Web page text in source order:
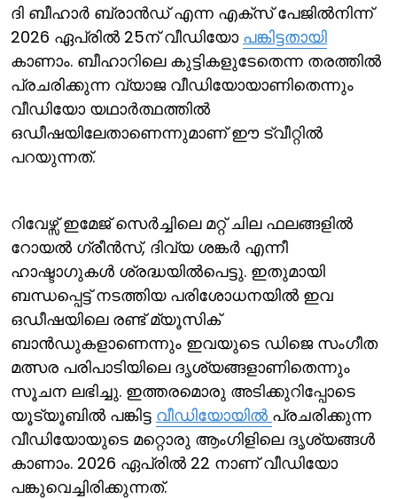
ദി ബീഹാര്‍ ബ്രാന്‍ഡ് എന്ന എക്സ് പേജില്‍നിന്ന്
2026 ഏപ്രില്‍ 25ന് വീഡിയോ പങ്കിട്ടതായി
കാണാം. ബീഹാറിലെ കുട്ടികളുടേതെന്ന തരത്തില്‍
പ്രചരിക്കുന്ന വ്യാജ വീഡിയോയാണിതെന്നും
വീഡിയോ യഥാര്‍ത്ഥത്തില്‍
ഒഡീഷയിലേതാണെന്നുമാണ് ഈ ട്വീറ്റില്‍
പറയുന്നത്.
റിവേഴ്സ് ഇമേജ് സെര്‍ച്ചിലെ മറ്റ് ചില ഫലങ്ങളില്‍
റോയല്‍ ഗ്രീന്‍സ്, ദിവ്യ ശങ്കര്‍ എന്നീ
ഹാഷ്ടാഗുകള്‍ ശ്രദ്ധയില്‍പെട്ടു. ഇതുമായി
ബന്ധപ്പെട്ട് നടത്തിയ പരിശോധനയില്‍ ഇവ
ഒഡീഷയിലെ രണ്ട് മ്യൂസിക്
ബാന്‍ഡുകളാണെന്നും ഇവയുടെ ഡിജെ സംഗീത
മത്സര പരിപാടിയിലെ ദൃശ്യങ്ങളാണിതെന്നും
സൂചന ലഭിച്ചു. ഇത്തരമൊരു അടിക്കുറിപ്പോടെ
യൂട്യൂബില്‍ പങ്കിട്ട വീഡിയോയില്‍ പ്രചരിക്കുന്ന
വീഡിയോയുടെ മറ്റൊരു ആംഗിളിലെ ദൃശ്യങ്ങള്‍‍
കാണാം. 2026 ഏപ്രില്‍ 22 നാണ് വീഡിയോ
പങ്കുവെച്ചിരിക്കുന്നത്.